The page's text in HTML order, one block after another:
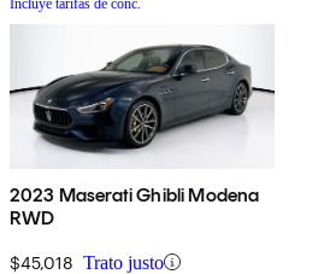
Incluye tarifas de conc.
2023 Maserati Ghibli Modena
RWD
$45,018 Trato justo